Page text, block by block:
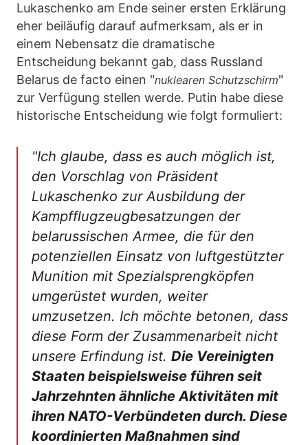
Lukaschenko am Ende seiner ersten Erklärung
eher beiläufig darauf aufmerksam, als er in
einem Nebensatz die dramatische
Entscheidung bekannt gab, dass Russland
Belarus de facto einen "nuklearen Schutzschirm"
zur Verfügung stellen werde. Putin habe diese
historische Entscheidung wie folgt formuliert:
"Ich glaube, dass es auch möglich ist,
den Vorschlag von Präsident
Lukaschenko zur Ausbildung der
Kampfflugzeugbesatzungen der
belarussischen Armee, die für den
potenziellen Einsatz von luftgestützter
Munition mit Spezialsprengköpfen
umgerüstet wurden, weiter
umzusetzen. Ich möchte betonen, dass
diese Form der Zusammenarbeit nicht
unsere Erfindung ist. Die Vereinigten
Staaten beispielsweise führen seit
Jahrzehnten ähnliche Aktivitäten mit
ihren NATO-Verbündeten durch. Diese
koordinierten Maßnahmen sind